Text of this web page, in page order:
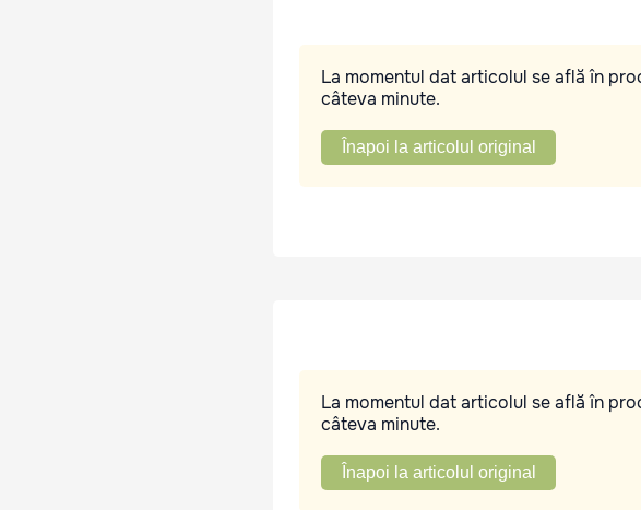
La momentul dat articolul se află în
câteva minute.
Înapoi la articolul original
La momentul dat articolul se află în
câteva minute.
Înapoi la articolul original